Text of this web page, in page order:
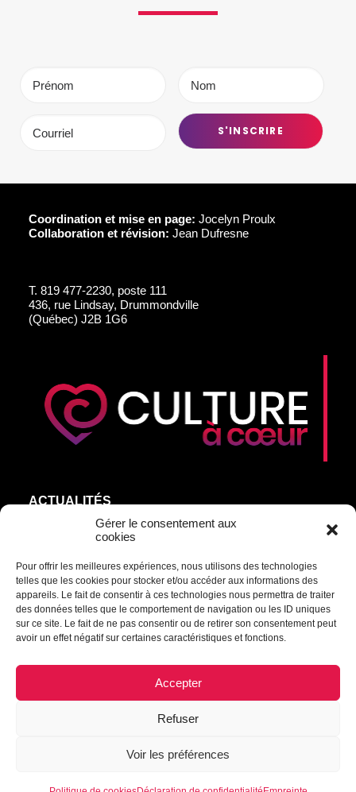
Gérer le consentement aux
cookies
Pour offrir les meilleures expériences, nous utilisons des technologies
telles que les cookies pour stocker et/ou accéder aux informations des
appareils. Le fait de consentir à ces technologies nous permettra de traiter
des données telles que le comportement de navigation ou les ID uniques
sur ce site. Le fait de ne pas consentir ou de retirer son consentement peut
avoir un effet négatif sur certaines caractéristiques et fonctions.
Accepter
Refuser
Voir les préférences
Coordination et mise en page: Jocelyn Proulx
Collaboration et révision: Jean Dufresne
T. 819 477-2230, poste 111
436, rue Lindsay, Drummondville
(Québec) J2B 1G6
ACTUALITÉS
AGEND’ART
NOS ARTISTES
ÉDITIONS
S’ABONNER
Transmettre une information ou un commentaire :
© 2021 Culture à cœur | Tous droits réservés.
|